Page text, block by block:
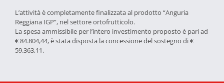
L’attività è completamente finalizzata al prodotto “Anguria
Reggiana IGP”, nel settore ortofrutticolo.
La spesa ammissibile per l’intero investimento proposto è pari ad
€ 84.804,44, è stata disposta la concessione del sostegno di €
59.363,11.